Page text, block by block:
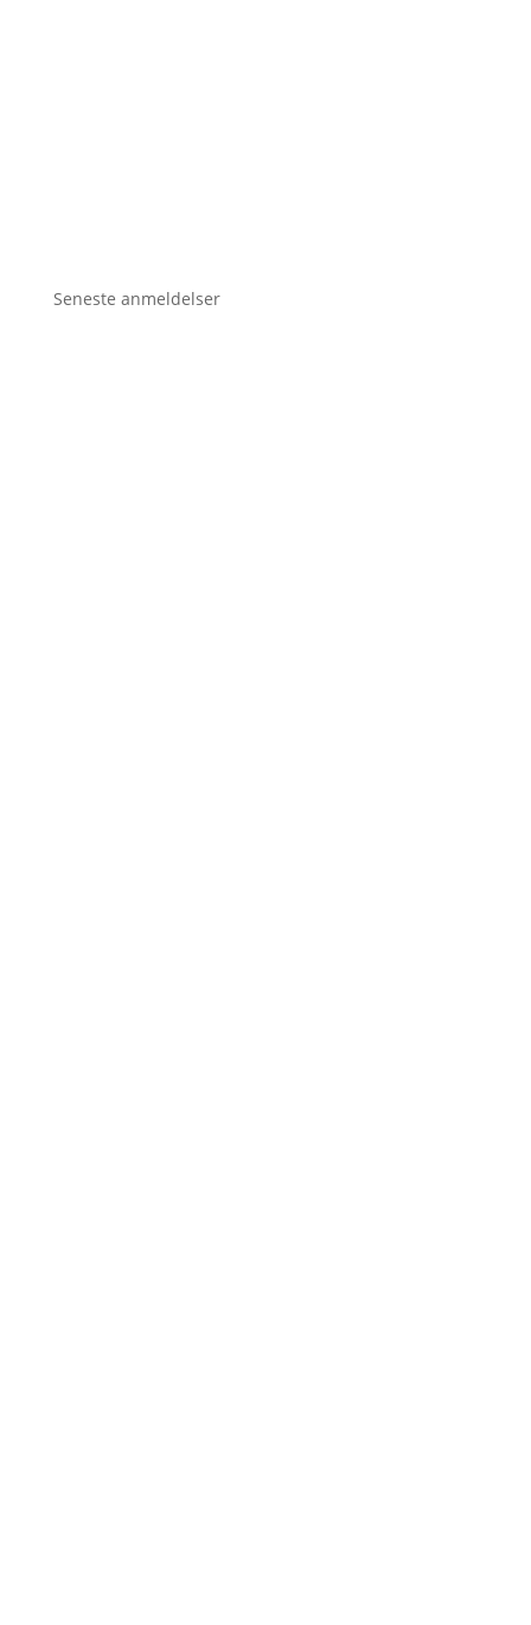
Seneste anmeldelser